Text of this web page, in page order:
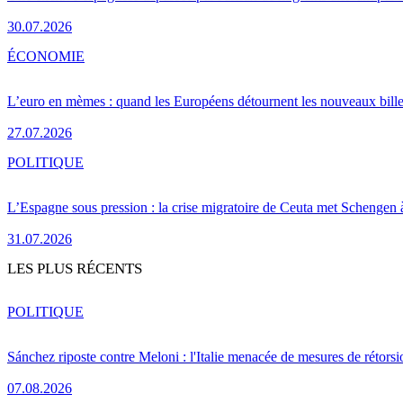
30.07.2026
L’euro en mèmes : quand les Européens détournent les nouveaux
27.07.2026
ÉCONOMIE
L’Espagne sous pression : la crise migratoire de Ceuta met Schengen
31.07.2026
POLITIQUE
LES PLUS RÉCENTS
Sánchez riposte contre Meloni : l'Italie menacée de mesures de
07.08.2026
POLITIQUE